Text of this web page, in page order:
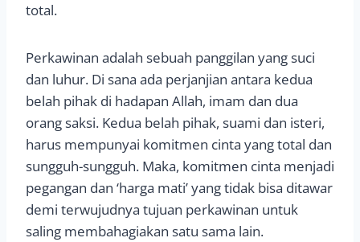
total.
Perkawinan adalah sebuah panggilan yang suci
dan luhur. Di sana ada perjanjian antara kedua
belah pihak di hadapan Allah, imam dan dua
orang saksi. Kedua belah pihak, suami dan isteri,
harus mempunyai komitmen cinta yang total dan
sungguh-sungguh. Maka, komitmen cinta menjadi
pegangan dan ‘harga mati’ yang tidak bisa ditawar
demi terwujudnya tujuan perkawinan untuk
saling membahagiakan satu sama lain.